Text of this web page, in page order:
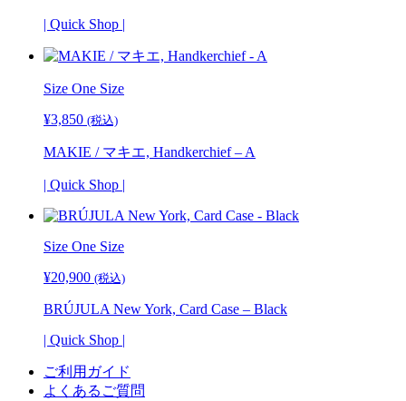
| Quick Shop |
Size One Size
¥3,850 (税込)
MAKIE / マキエ, Handkerchief – A
| Quick Shop |
Size One Size
¥20,900 (税込)
BRÚJULA New York, Card Case – Black
| Quick Shop |
ご利用ガイド
よくあるご質問